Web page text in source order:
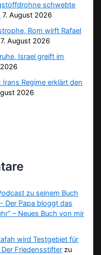
schwebte
7. August 2026
Rom wirft Rafael
7. August 2026
Israel greift im
Regime erklärt den
2026
zu seinem Buch
Der Papa bloggt das
– Neues Buch von mir
wird Testgebiet für
Friedensstifter zu